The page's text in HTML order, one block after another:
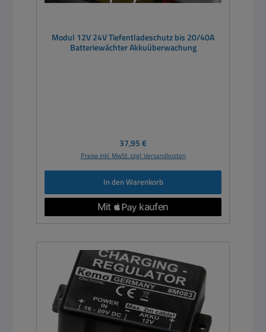
Modul 12V 24V Tiefentladeschutz bis 20/40A
Batteriewächter Akkuüberwachung
Regulärer Preis:
37,95 €
Preise inkl. MwSt. zzgl. Versandkosten
In den Warenkorb